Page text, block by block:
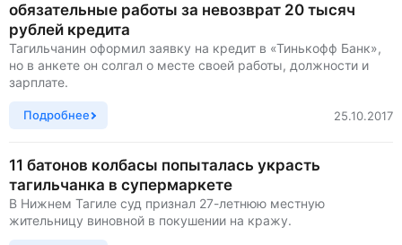
обязательные работы за невозврат 20 тысяч
рублей кредита
Тагильчанин оформил заявку на кредит в «Тинькофф Банк»,
но в анкете он солгал о месте своей работы, должности и
зарплате.
Подробнее 25.10.2017
11 батонов колбасы попыталась украсть
тагильчанка в супермаркете
В Нижнем Тагиле суд признал 27-летнюю местную
жительницу виновной в покушении на кражу.